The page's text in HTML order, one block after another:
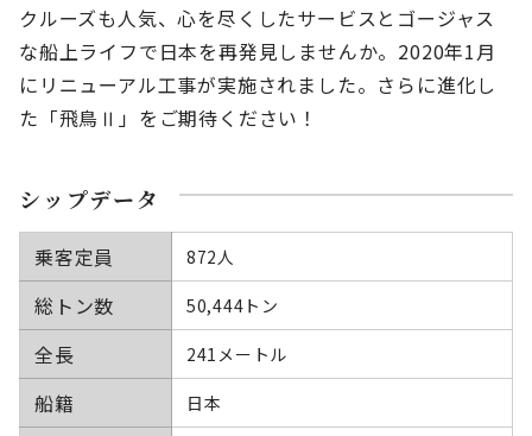
クルーズも人気、心を尽くしたサービスとゴージャス
な船上ライフで日本を再発見しませんか。 2020年1月
にリニューアル工事が実施されました。さらに進化し
た「飛鳥Ⅱ」をご期待ください！
シップデータ
乗客定員 872人
総トン数 50,444トン
全長 241メートル
船籍 日本